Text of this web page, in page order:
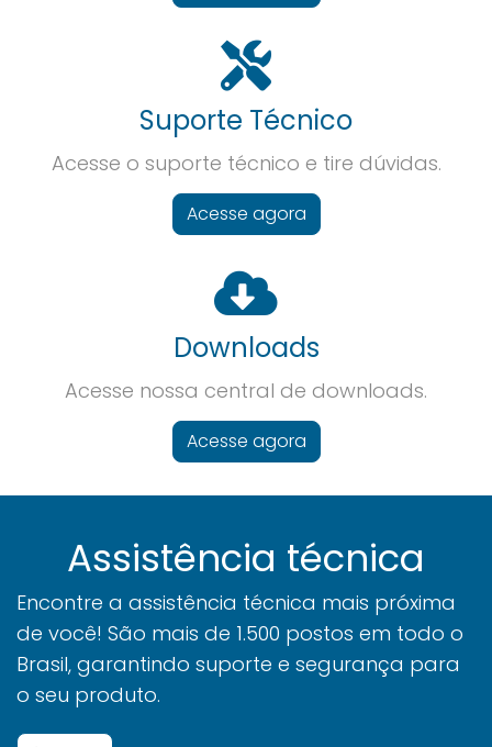
Suporte Técnico
Acesse o suporte técnico e tire dúvidas.
Acesse agora
Downloads
Acesse nossa central de downloads.
Acesse agora
Assistência técnica
Encontre a assistência técnica mais próxima
de você! São mais de 1.500 postos em todo o
Brasil, garantindo suporte e segurança para
o seu produto.